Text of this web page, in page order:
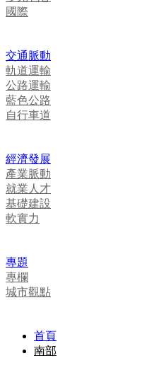
國際
交通脈動
軌道運輸
公路運輸
藍色公路
自行車道
經濟發展
產業脈動
就業人才
基礎建設
軟實力
專題
專欄
城市觀點
首頁
南部